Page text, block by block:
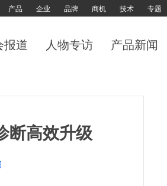
产品 企业 品牌 商机 技术 专题
报道 人物专访 产品新闻
断高效升级